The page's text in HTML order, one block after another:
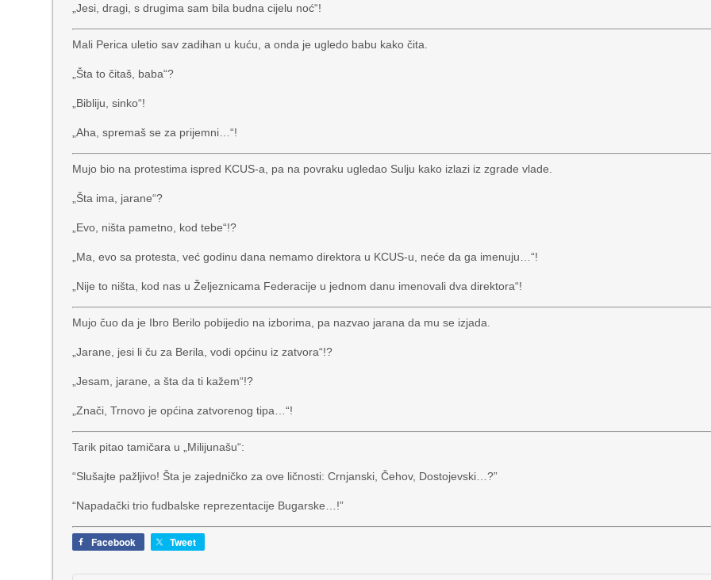
„Jesi, dragi, s drugima sam bila budna cijelu noć“!
Mali Perica uletio sav zadihan u kuću, a onda je ugledo babu kako čita.
„Šta to čitaš, baba“?
„Bibliju, sinko“!
„Aha, spremaš se za prijemni…“!
Mujo bio na protestima ispred KCUS-a, pa na povraku ugledao Sulju kako izlazi iz zgrade vlade.
„Šta ima, jarane“?
„Evo, ništa pametno, kod tebe“!?
„Ma, evo sa protesta, već godinu dana nemamo direktora u KCUS-u, neće da ga imenuju…“!
„Nije to ništa, kod nas u Željeznicama Federacije u jednom danu imenovali dva direktora“!
Mujo čuo da je Ibro Berilo pobijedio na izborima, pa nazvao jarana da mu se izjada.
„Jarane, jesi li ču za Berila, vodi općinu iz zatvora“!?
„Jesam, jarane, a šta da ti kažem“!?
„Znači, Trnovo je općina zatvorenog tipa…“!
Tarik pitao tamičara u „Milijunašu“:
“Slušajte pažljivo! Šta je zajedničko za ove ličnosti: Crnjanski, Čehov, Dostojevski…?”
“Napadački trio fudbalske reprezentacije Bugarske…!”
Facebook Tweet